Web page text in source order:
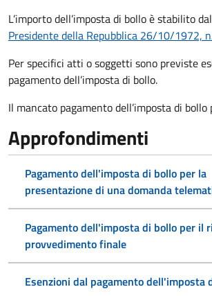
L’importo dell’imposta di bollo è stabilito
Presidente della Repubblica 26/10/1972,
Per specifici atti o soggetti sono previste
pagamento dell’imposta di bollo.
Il mancato pagamento dell’imposta di bollo
Approfondimenti
Pagamento dell'imposta di bollo per la
presentazione di una domanda
Pagamento dell'imposta di bollo per il
provvedimento finale
Esenzioni dal pagamento dell'imposta